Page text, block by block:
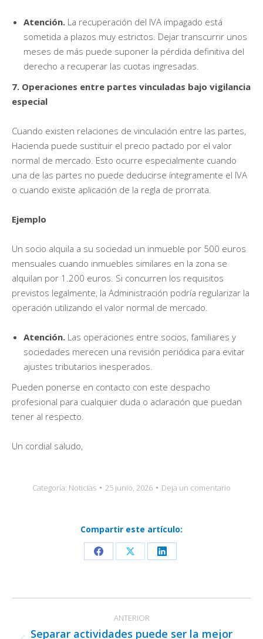
Atención. La recuperación del IVA impagado está
sometida a plazos muy estrictos. Dejar transcurrir unos
meses de más puede suponer la pérdida definitiva del
derecho a recuperar las cuotas ingresadas.
7. Operaciones entre partes vinculadas bajo vigilancia
especial
Cuando existen relaciones de vinculación entre las partes,
Hacienda puede sustituir el precio pactado por el valor
normal de mercado. Esto ocurre especialmente cuando
una de las partes no puede deducirse íntegramente el IVA
o cuando existe aplicación de la regla de prorrata.
Ejemplo
Un socio alquila a su sociedad un inmueble por 500 euros
mensuales cuando inmuebles similares en la zona se
alquilan por 1.200 euros. Si concurren los requisitos
previstos legalmente, la Administración podría regularizar la
operación utilizando el valor normal de mercado.
Atención. Las operaciones entre socios, familiares y
sociedades merecen una revisión periódica para evitar
ajustes tributarios inesperados.
Pueden ponerse en contacto con este despacho
profesional para cualquier duda o aclaración que puedan
tener al respecto.
Un cordial saludo,
Categoría: Noticias 25 junio, 2026 Deja un comentario
Compartir este artículo:
Share
Facebook
Share
X
Share
LinkedIn
entre
ANTERIOR
Separar actividades puede ser la mejor